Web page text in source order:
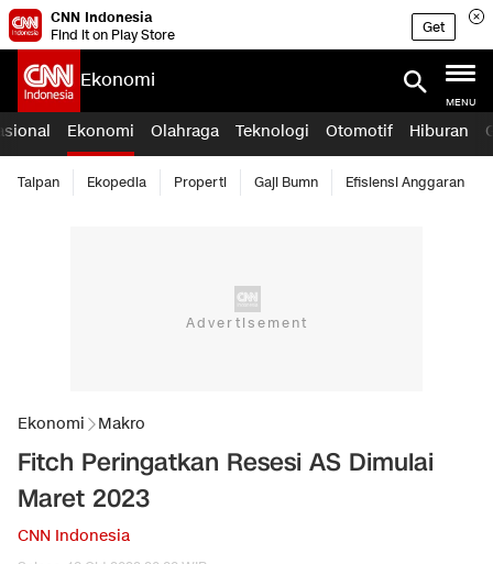
CNN Indonesia
Find it on Play Store
Get
Ekonomi
MENU
Ekonomi Olahraga Teknologi Otomotif Hiburan
Taipan Ekopedia Properti Gaji Bumn Efisiensi Anggaran
Ekonomi Makro
Fitch Peringatkan Resesi AS Dimulai
Maret 2023
CNN Indonesia